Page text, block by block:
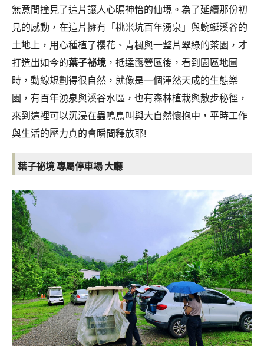
無意間撞見了這片讓人心曠神怡的仙境。為了延續那份初
見的感動，在這片擁有「桃米坑百年湧泉」與蜿蜒溪谷的
土地上，用心種植了櫻花、青楓與一整片翠綠的茶園，才
打造出如今的葉子祕境 ，抵達露營區後，看到園區地圖
時，動線規劃得很自然，就像是一個渾然天成的生態樂
園，有百年湧泉與溪谷水區，也有森林植栽與散步秘徑，
來到這裡可以沉浸在蟲鳴鳥叫與大自然懷抱中，平時工作
與生活的壓力真的會瞬間釋放耶!
葉子祕境 專屬停車場 大廳